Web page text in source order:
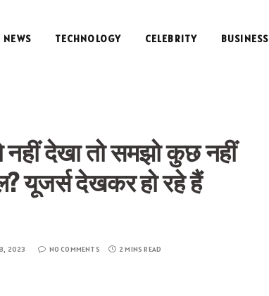
NEWS TECHNOLOGY CELEBRITY BUSINESS
नहीं देखा तो समझो कुछ नहीं
यूजर्स देखकर हो रहे हैं
8, 2023 NO COMMENTS 2 MINS READ